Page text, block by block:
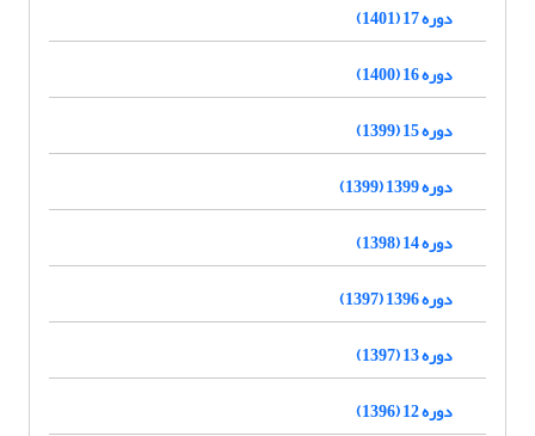
دوره 17 (1401)
دوره 16 (1400)
دوره 15 (1399)
دوره 1399 (1399)
دوره 14 (1398)
دوره 1396 (1397)
دوره 13 (1397)
دوره 12 (1396)